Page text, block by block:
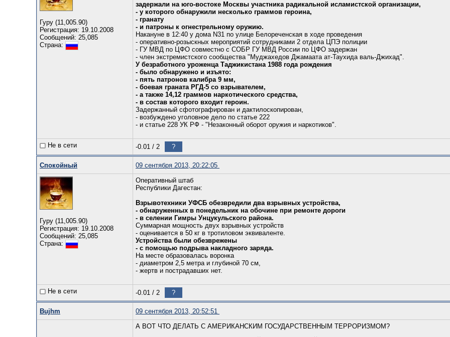
Гуру (11,005.90)
Регистрация: 19.10.2008
Сообщений: 25,085
Страна:
задержали на юго-востоке Москвы участника радикальной исламистской организации,
- у которого обнаружили несколько граммов героина,
- гранату
- и патроны к огнестрельному оружию.
Накануне в 12:40 у дома N31 по улице Белореченская в ходе проведения
- оперативно-розыскных мероприятий сотрудниками 2 отдела ЦПЭ полиции
- ГУ МВД по ЦФО совместно с СОБР ГУ МВД России по ЦФО задержан
- член экстремистского сообщества "Муджахедов Джамаата ат-Таухида валь-Джихад".
У безработного уроженца Таджикистана 1988 года рождения
- было обнаружено и изъято:
- пять патронов калибра 9 мм,
- боевая граната РГД-5 со взрывателем,
- а также 14,12 граммов наркотического средства,
- в состав которого входит героин.
Задержанный сфотографирован и дактилоскопирован,
- возбуждено уголовное дело по статье 222
- и статье 228 УК РФ - "Незаконный оборот оружия и наркотиков".
Не в сети -0.01 / 2 ?
Спокойный 09 сентября 2013, 20:22:05
Гуру (11,005.90)
Регистрация: 19.10.2008
Сообщений: 25,085
Страна:
Оперативный штаб
Республики Дагестан:
Взрывотехники УФСБ обезвредили два взрывных устройства,
- обнаруженных в понедельник на обочине при ремонте дороги
- в селении Гимры Унцукульского района.
Суммарная мощность двух взрывных устройств
- оценивается в 50 кг в тротиловом эквиваленте.
Устройства были обезврежены
- с помощью подрыва накладного заряда.
На месте образовалась воронка
- диаметром 2,5 метра и глубиной 70 см,
- жертв и пострадавших нет.
Не в сети -0.01 / 2 ?
Bujhm 09 сентября 2013, 20:52:51
А ВОТ ЧТО ДЕЛАТЬ С АМЕРИКАНСКИМ ГОСУДАРСТВЕННЫМ ТЕРРОРИЗМОМ?